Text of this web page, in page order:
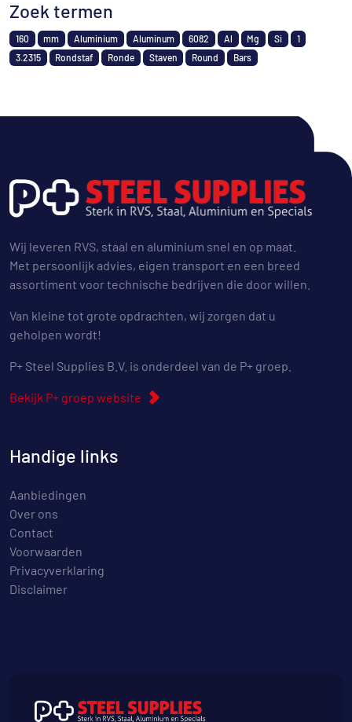
Zoek termen
160 mm Aluminium Aluminum 6082 Al Mg Si
1
3.2315
Rondstaf Ronde Staven Round Bars
Wij leveren RVS, staal en aluminium snel en op maat.
Met persoonlijk advies, eigen transport en een breed
assortiment voor technische bedrijven die door willen.
Van kleine tot grote opdrachten, wij zorgen dat u
geholpen wordt!
P+ Steel Supplies B.V. is onderdeel van de P+ groep.
Bekijk P+ groep website
Handige links
Aanbiedingen
Over ons
Contact
Voorwaarden
Privacyverklaring
Disclaimer